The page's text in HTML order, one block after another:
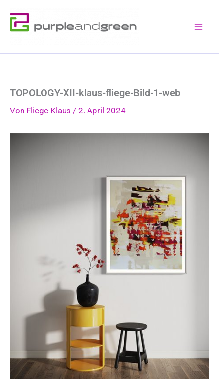
Inhalt
springen
TOPOLOGY-XII-klaus-fliege-Bild-1-web
Von Fliege Klaus / 2. April 2024